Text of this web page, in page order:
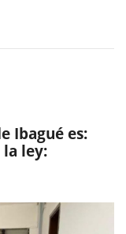
Ibagué es:
ley: